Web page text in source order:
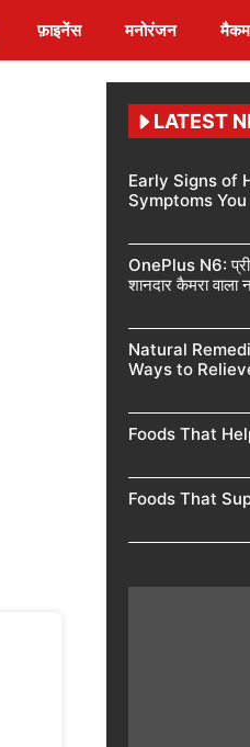
फ़ाइनेंस मनोरंजन
LATEST
Early Signs of
Symptoms
OnePlus N6:
शानदार कैमरा वाला
Natural
Ways to
Foods That
Foods That